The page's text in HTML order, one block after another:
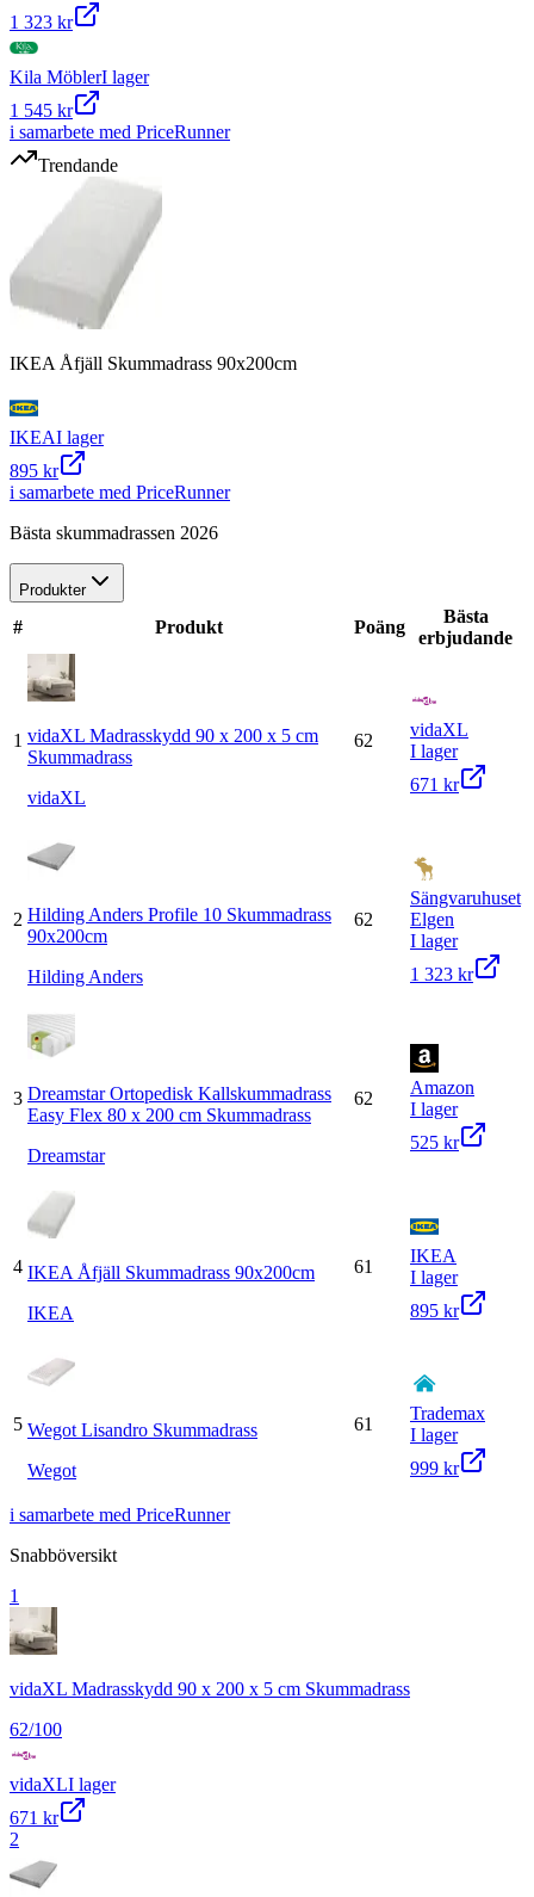
1 323 kr
Kila MöblerI lager
1 545 kr
i samarbete med PriceRunner
Trendande
IKEA Åfjäll Skummadrass 90x200cm
IKEAI lager
895 kr
i samarbete med PriceRunner
Bästa skummadrassen 2026
Produkter
# Produkt Poäng
Bästa
erbjudande
1 vidaXL Madrasskydd 90 x 200 x 5 cm
Skummadrass
vidaXL
62
vidaXL
I lager
671 kr
2 Hilding Anders Profile 10 Skummadrass
90x200cm
Hilding Anders
62
Sängvaruhuset
Elgen
I lager
1 323 kr
3 Dreamstar Ortopedisk Kallskummadrass
Easy Flex 80 x 200 cm Skummadrass
Dreamstar
62
Amazon
I lager
525 kr
4 IKEA Åfjäll Skummadrass 90x200cm
IKEA
61
IKEA
I lager
895 kr
5 Wegot Lisandro Skummadrass
Wegot
61
Trademax
I lager
999 kr
i samarbete med PriceRunner
Snabböversikt
1
vidaXL Madrasskydd 90 x 200 x 5 cm Skummadrass
62/100
vidaXLI lager
671 kr
2